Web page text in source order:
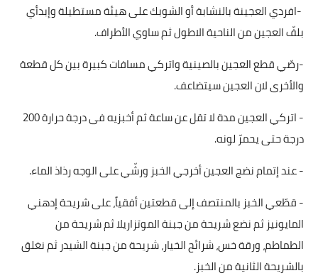
الطهاة العرب
مقالات
مسابقة المجلة
-افردي العجينة بالنشابة أو الشوبك على هيئة مستطيلة وإبدأي
بلفّ العجين من الناحية الاطول ثم ساوي الأطراف.
-رصّي قطع العجين بالصينية واتركي مسافات كبيرة بين كل قطعة
والأخرى لان العجين سيتضاعف.
- اتركي العجين مدة لا تقل عن ساعة ثم أخبزيه فى درجة حرارة 200
درجة حتى يحمرّ لونه.
- عند إتمام نضج العجين أخرجي الخبز ورشّي على الوجه رذاذ الماء.
- قطّعي الخبز بالمنتصف إلى قطعتين أفقياً، على شريحة إدهني
المايونيز ثم نضع شريحة من جبنة الموتزاريلا ثم شريحة من
الطماطم، ورقة خس، شرائح الخيار، شريحة من جبنة الشيدر ثم نغلق
بالشريحة الثانية من الخبز.